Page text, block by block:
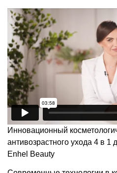
Инновационный
антивозрастного ухода 4 в 1
Enhel Beauty